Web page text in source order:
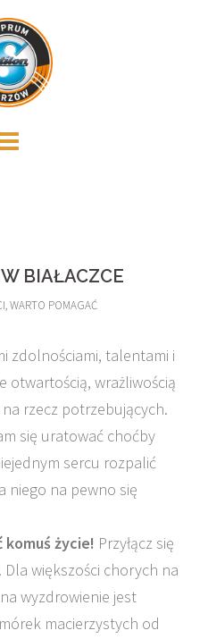
BIAŁACZCE
,WARTO POMAGAĆ
zdolnościami, talentami i
otwartością, wrażliwością
rzecz potrzebujących.
się uratować choćby
sercu rozpalić
niego na pewno się
życie! Przyłącz się
Dla większości chorych na
wyzdrowienie jest
macierzystych od